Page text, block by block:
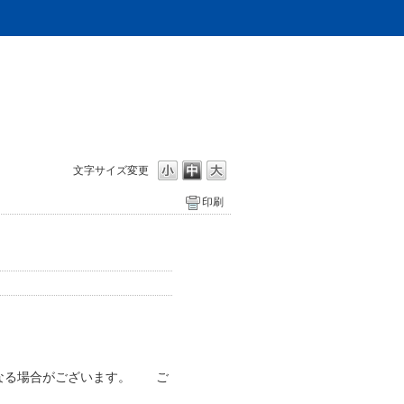
文字サイズ変更
印刷
なる場合がございます。 ご